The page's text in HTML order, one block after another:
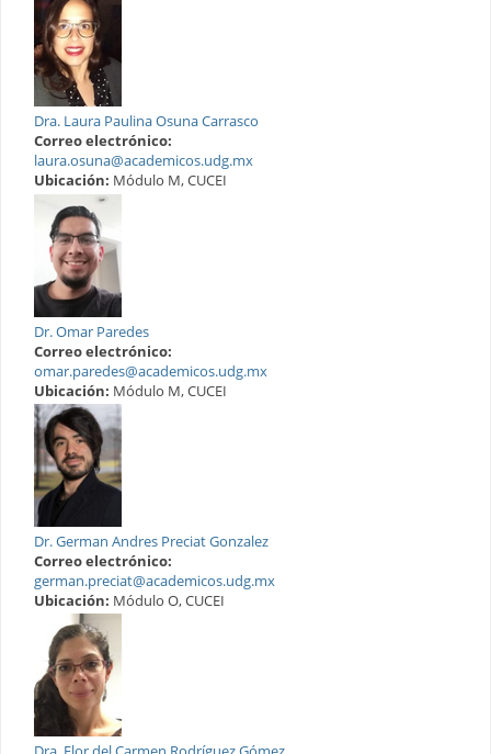
Dra. Laura Paulina Osuna Carrasco
Correo electrónico:
laura.osuna@academicos.udg.mx
Ubicación: Módulo M, CUCEI
Dr. Omar Paredes
Correo electrónico:
omar.paredes@academicos.udg.mx
Ubicación: Módulo M, CUCEI
Dr. German Andres Preciat Gonzalez
Correo electrónico:
german.preciat@academicos.udg.mx
Ubicación: Módulo O, CUCEI